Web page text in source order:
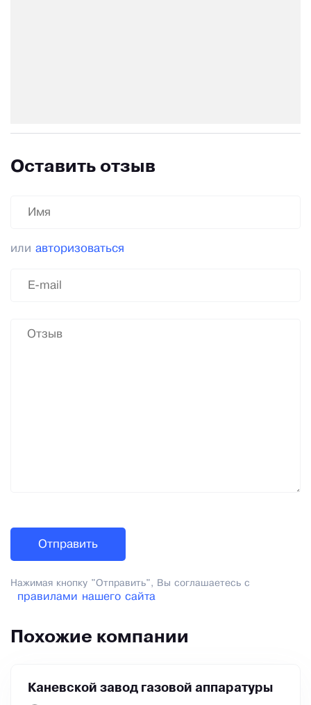
Оставить отзыв
или авторизоваться
Нажимая кнопку "Отправить", Вы соглашаетесь с
правилами нашего сайта
Похожие компании
Каневской завод газовой аппаратуры